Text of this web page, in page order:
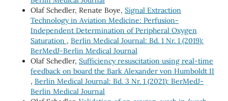
Olaf Schedler, Renate Boye, Signal Extraction
Technology in Aviation Medicine: Perfusion-
Independent Determination of Peripheral Oxygen
Saturation , Berlin Medical Journal: Bd. 1 Nr. 1 (2019):
BerMedJ-Berlin Medical Journal
Olaf Schedler, Sufficiency resuscitation using real-time
feedback on board the Bark Alexander von Humboldt II
, Berlin Medical Journal: Bd. 3 Nr. 1 (2021): BerMedJ-
Berlin Medical Journal